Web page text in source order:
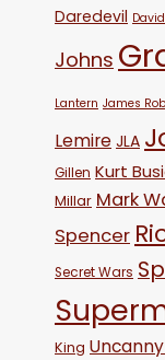
Daredevil
Johns
Lantern James
Lemire JLA
Gillen Kurt
Millar Mark
Spencer
Secret Wars
King